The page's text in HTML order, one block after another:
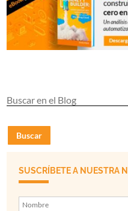
Buscar
SUSCRÍBETE A NUESTRA